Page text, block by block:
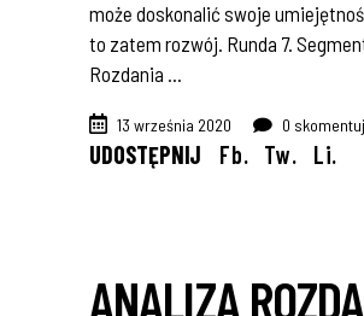
może doskonalić swoje
to zatem rozwój. Runda 7.
Rozdania
13 września 2020 0 skomentuj
UDOSTĘPNIJ Fb. Tw. Li.
ANALIZA